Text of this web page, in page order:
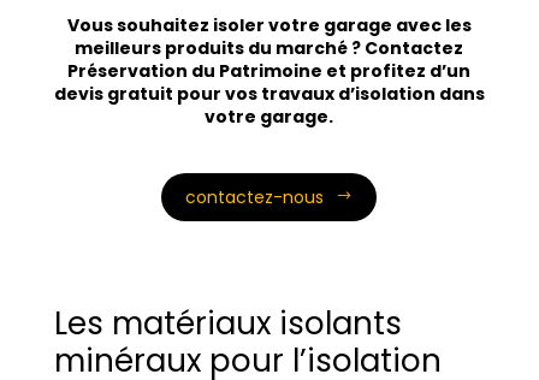
Vous souhaitez isoler votre garage avec les
meilleurs produits du marché ? Contactez
Préservation du Patrimoine et profitez d’un
devis gratuit pour vos travaux d’isolation dans
votre garage.
contactez-nous
Les matériaux isolants
minéraux pour l’isolation